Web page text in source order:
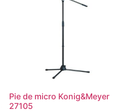
Pie de micro Konig&Meyer
27105